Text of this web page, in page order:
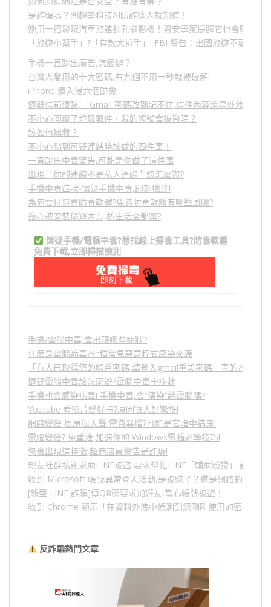
是詐騙嗎？問趨勢科技AI防詐達人就知道！
她用一招發現汽車旅館針孔攝影機！資安專家提醒它也會駭人成
「旅遊小幫手」 ? 「存款大扒手」 ! FBI 警告：出國旅遊不要做的
手機一直跳出廣告,怎麼辦？
台灣人愛用的十大密碼,有九個不用一秒就被破解!
iPhone 遭入侵六個跡象
懷疑信箱遭駭,「Gmail 密碼改到記不住,信件內容還是外洩？」,
不小心回覆了垃圾郵件，我的帳號會被盜嗎？
該如何補救？
不小心點到可疑連結時該做的四件事！
一直跳出中毒警告,可能是你做了這件事
出現＂你的連線不是私人連線＂該怎麼辦?
手機中毒症狀-懷疑手機中毒,即刻檢測!
為何要付費買防毒軟體?免費防毒軟體有哪些風險?
擔心被安裝偷窺木馬,私生活全都露?
懷疑手機/電腦中毒?想找線上掃毒工具?防毒軟體
免費下載,立即掃描檢測
手機/電腦中毒,會出現哪些症狀?
什麼是電腦病毒?七種常見惡意程式感染來源
「有人已取得您的帳戶密碼,請登入gmail重設密碼」真的?假的?5
懷疑電腦中毒該怎麼辦?電腦中毒十症狀
手機也會感染病毒! 手機中毒,會”傳染”給電腦嗎?
Youtube 看影片變好卡?原因讓人好驚訝!
網路變慢 風扇很大聲 電費暴增?可能是它暗中搞鬼!
電腦變慢? 免重灌,加速你的 Windows電腦必學技巧!
包裹出現這特徵,超商店員警告是詐騙!
親友社群私訊求助LINE被盜,要求幫忙LINE「輔助驗證」,詐騙
收到 Microsoft 帳號異常登入活動,是被駭了？還是網路釣魚？
[新型 LINE 詐騙]傳QR碼要求加好友,當心帳號被盜！
收到 Chrome 顯示「在資料外洩中偵測到您剛剛使用的密碼」
反詐騙熱門文章